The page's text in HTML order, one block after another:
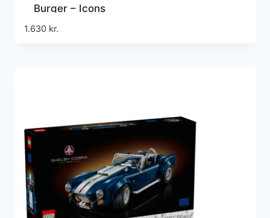
Burger – Icons
1.630 kr.